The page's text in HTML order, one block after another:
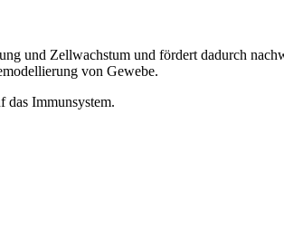
und Zellwachstum und fördert dadurch
von Gewebe.
das Immunsystem.